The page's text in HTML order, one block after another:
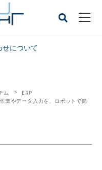
せについて
ム
ERP
業やデータ入力を、ロボットで簡